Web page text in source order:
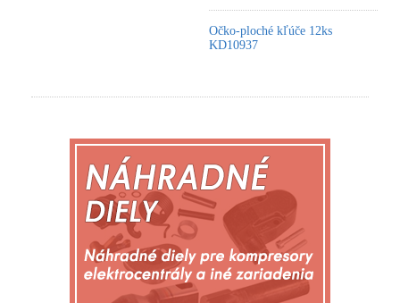
Očko-ploché kľúče 12ks
KD10937